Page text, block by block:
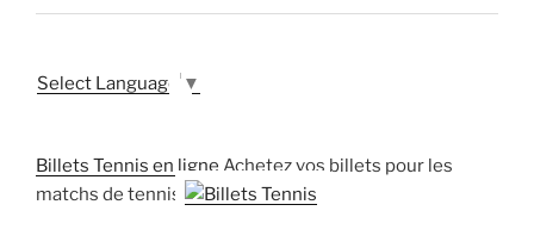
Select Language ▼
Billets Tennis en ligne Achetez vos billets pour les
matchs de tennis